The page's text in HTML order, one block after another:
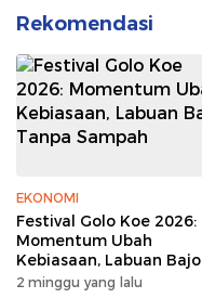
Rekomendasi
EKONOMI
Festival Golo Koe 2026:
Momentum Ubah
Kebiasaan, Labuan Bajo
Tanpa Sampah
2 minggu yang lalu